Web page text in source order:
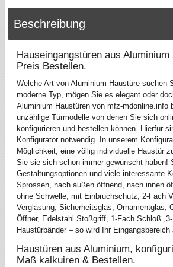
Beschreibung
Hauseingangstüren aus
Preis Bestellen.
Welche Art von Aluminium Haustüre suchen
moderne Typ, mögen Sie es elegant oder
Aluminium Haustüren von mfz-mdonline.info
unzählige Türmodelle von denen Sie sich
konfigurieren und bestellen können. Hierfür
Konfigurator notwendig. In unserem
Möglichkeit, eine völlig individuelle Haustür
Sie sie sich schon immer gewünscht haben!
Gestaltungsoptionen und viele interessante
Sprossen, nach außen öffnend, nach innen
ohne Schwelle, mit Einbruchschutz, 2-Fach
Verglasung, Sicherheitsglas, Ornamentglas,
Öffner, Edelstahl Stoßgriff, 1-Fach Schloß
Haustürbänder – so wird Ihr
Haustüren aus Aluminium,
Maß kalkuiren & Bestellen.